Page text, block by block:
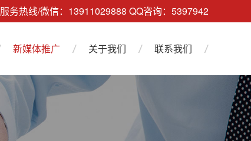
服务热线/微信：13911029888 QQ咨询：5397942
新媒体推广 关于我们 联系我们